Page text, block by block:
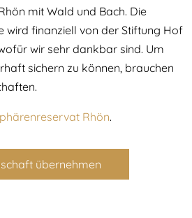
mit Wald und Bach. Die
wird finanziell von der Stiftung Hof
wir sehr dankbar sind. Um
sichern zu können, brauchen
Rhön.
übernehmen